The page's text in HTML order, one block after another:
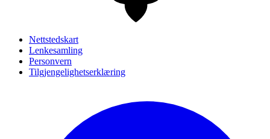
Nettstedskart
Lenkesamling
Personvern
Tilgjengelighetserklæring